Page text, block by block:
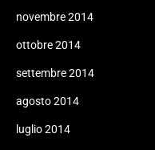
novembre 2014
ottobre 2014
settembre 2014
agosto 2014
luglio 2014